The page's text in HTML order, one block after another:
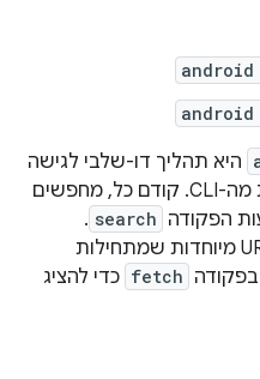
android
היא תהליך דו-שלבי לגישה
ישירות מה-CLI. קודם כל, מחפשים
הפקודה search
.
תוצאות החיפוש יכללו כתובות URL מיוחדות שמתחילות
fetch כדי להציג